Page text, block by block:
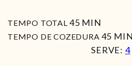
TEMPO TOTAL 45MIN
MIN
TEMPO DE COZEDURA 45 MIN
SERVE: 4